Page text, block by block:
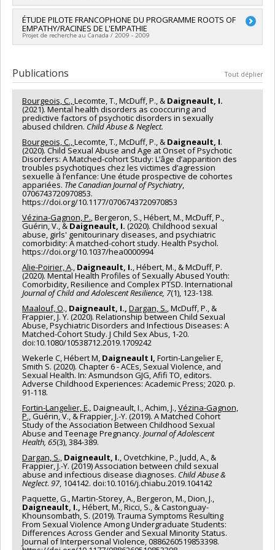
Trocme,Sharon Bond,Heather Beth Macintosh,Yvan Lussier
,Geneviève Paquette,Marc Tourigny,Sébastien Bouchard
,
Francine Bronsard ,Gérald Côté,
Granger,Joly Huguette , Lucie Joyal
Sabourin,Martine Hébert Francine Lavoie,
Lina Normandin,Carole Ratté,Claude Bélanger,Sophie
Boucher
,
Natacha Godbout
Sources de financement :FRQSC/Fonds de recherche du
Québec - Société et culture (FQRSC)
Programmes de subvention :PV129894-(RG) Programme
Regroupements stratégiques
Québec - Société et culture (FQRSC)
Programmes de subvention :
d'établissement de nouveaux professeurs-chercheurs
Chercheur principal :Isabelle Daigneault
ÉTUDE PILOTE FRANCOPHONE DU PROGRAMME ROOTS OF
EMPATHY/RACINES DE L'EMPATHIE
Projet de recherche au Canada / 2009 - 2009
Publications Tout déplier
Bourgeois, C., Lecomte, T., McDuff, P., & Daigneault, I.
(2021). Mental health disorders as cooccuring and
predictive factors of psychotic disorders in sexually
abused children. Child Abuse & Neglect.
Bourgeois, C., Lecomte, T., McDuff, P., & Daigneault, I.
(2020). Child Sexual Abuse and Age at Onset of Psychotic
Disorders: A Matched-cohort Study: L’âge d’apparition des
troubles psychotiques chez les victimes d’agression
sexuelle à l’enfance: Une étude prospective de cohortes
appariées. The Canadian Journal of Psychiatry,
0706743720970853.
https://doi.org/10.1177/0706743720970853
Vézina-Gagnon, P. , Bergeron, S., Hébert, M., McDuff, P.,
Guérin, V., & Daigneault, I. (2020). Childhood sexual
abuse, girls' genitourinary diseases, and psychiatric
comorbidity: A matched-cohort study. Health Psychol.
https://doi.org/10.1037/hea0000994
Alie-Poirier, A., Daigneault, I. , Hébert, M., & McDuff, P.
(2020). Mental Health Profiles of Sexually Abused Youth:
Comorbidity, Resilience and Complex PTSD. International
Journal of Child and Adolescent Resilience, 7(1), 123-138.
Maalouf, O., Daigneault, I., Dargan, S. , McDuff, P., &
Frappier, J. Y. (2020). Relationship between Child Sexual
Abuse, Psychiatric Disorders and Infectious Diseases: A
Matched-Cohort Study. J Child Sex Abus, 1-20.
doi:10.1080/10538712.2019.1709242
Wekerle C, Hébert M, Daigneault I, Fortin-Langelier E,
Smith S. (2020). Chapter 6 - ACEs, Sexual Violence, and
Sexual Health. In: Asmundson GJG, Afifi TO, editors.
Adverse Childhood Experiences: Academic Press; 2020. p.
91-118.
Fortin-Langelier, E., Daigneault, I., Achim, J., Vézina-Gagnon,
P., Guérin, V., & Frappier, J.-Y. (2019). A Matched Cohort
Study of the Association Between Childhood Sexual
Abuse and Teenage Pregnancy. Journal of Adolescent
Health, 65(3), 384-389.
Dargan, S., Daigneault, I. , Ovetchkine, P., Judd, A., &
Frappier, J.-Y. (2019) Association between child sexual
abuse and infectious disease diagnoses. Child Abuse &
Neglect. 97, 104142. doi:10.1016/j.chiabu.2019.104142
Paquette, G., Martin-Storey, A., Bergeron, M., Dion, J.,
Daigneault, I., Hébert, M., Ricci, S., & Castonguay-
Khounsombath, S. (2019). Trauma Symptoms Resulting
From Sexual Violence Among Undergraduate Students:
Differences Across Gender and Sexual Minority Status.
Journal of Interpersonal Violence, 0886260519853398.